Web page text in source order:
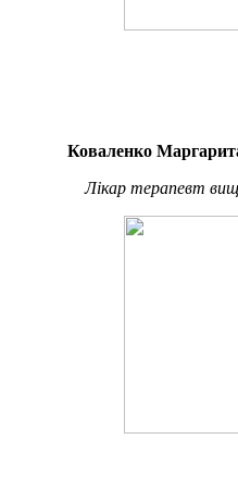
Коваленко
Лікар терапевт